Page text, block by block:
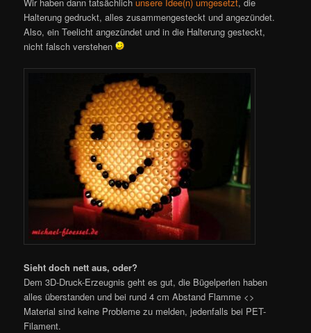
Wir haben dann tatsächlichunsere Idee(n) umgesetzt, die
Halterung gedruckt, alles zusammengesteckt und angezündet.
Also, ein Teelicht angezündet und in die Halterung gesteckt,
nicht falsch verstehen
Sieht doch nett aus, oder?
Dem 3D-Druck-Erzeugnis geht es gut, die Bügelperlen haben
alles überstanden und bei rund 4 cm Abstand Flamme <>
Material sind keine Probleme zu melden, jedenfalls bei PET-
Filament.